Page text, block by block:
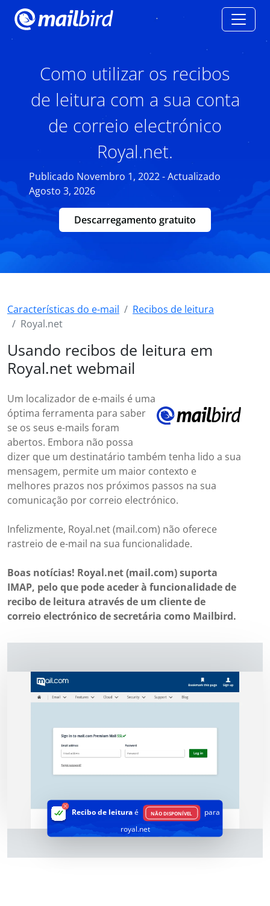
Como utilizar os recibos
de leitura com a sua conta
de correio electrónico
Royal.net.
Publicado Novembro 1, 2022 - Actualizado
Agosto 3, 2026
Descarregamento gratuito
Características do e-mail
Recibos de leitura
Royal.net
Usando recibos de leitura em
Royal.net webmail
Um localizador de e-mails é uma
óptima ferramenta para saber
se os seus e-mails foram
abertos. Embora não possa
dizer que um destinatário também tenha lido a sua
mensagem, permite um maior contexto e
melhores prazos nos próximos passos na sua
comunicação por correio electrónico.
Infelizmente, Royal.net (mail.com) não oferece
rastreio de e-mail na sua funcionalidade.
Boas notícias! Royal.net (mail.com) suporta
IMAP, pelo que pode aceder à funcionalidade de
recibo de leitura através de um cliente de
correio electrónico de secretária como Mailbird.
Recibo de leituraé NÃO DISPONÍVEL
para
royal.net